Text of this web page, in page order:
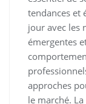
tendances et
jour avec les
émergentes
approches
le marché.